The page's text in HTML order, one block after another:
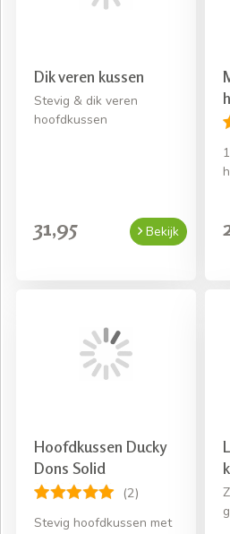
Dik veren kussen
Stevig & dik veren
hoofdkussen
31,95 Bekijk
Hoofdkussen Ducky
Dons Solid
(2)
Stevig hoofdkussen met